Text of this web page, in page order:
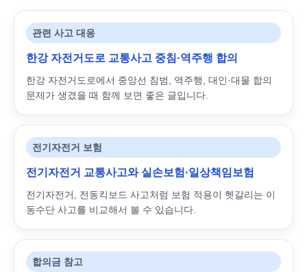
관련 사고 대응
한강 자전거도로 교통사고 중침·역주행 합의
한강 자전거도로에서 중앙선 침범, 역주행, 대인·대물 합의
문제가 생겼을 때 함께 보면 좋은 글입니다.
전기자전거 보험
전기자전거 교통사고와 실손보험·일상책임보험
전기자전거, 전동킥보드 사고처럼 보험 적용이 헷갈리는 이
동수단 사고를 비교해서 볼 수 있습니다.
합의금 참고